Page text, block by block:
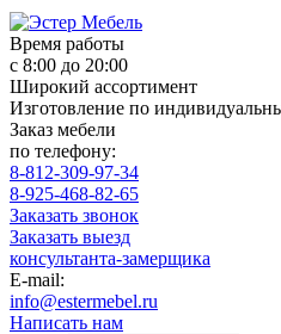
Время работы
с 8:00 до 20:00
Широкий ассортимент
Изготовление по
Заказ мебели
по телефону:
8-812-309-97-34
8-925-468-82-65
Заказать звонок
Заказать выезд
консультанта-замерщика
E-mail:
info@estermebel.ru
Написать нам